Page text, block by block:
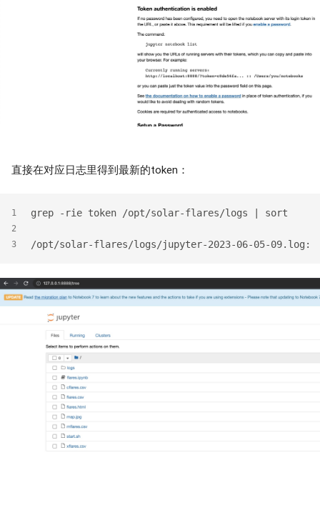
直接在对应日志里得到最新的token：
1
2
3
grep -rie token /opt/solar-flares/logs | sort
/opt/solar-flares/logs/jupyter-2023-06-05-09.log: